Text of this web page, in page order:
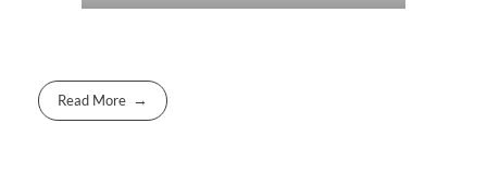
Read More